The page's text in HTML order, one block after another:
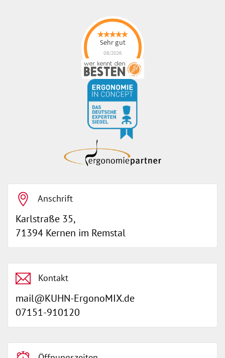
Sehr gut
08/2026
ErgonoMIX GmbHhat
4.96von5Sternen |
105ErgonoMIX
GmbHBewertungen
auf
werkenntdenBESTEN.de
Anschrift
Karlstraße 35,
71394 Kernen im Remstal
Kontakt
mail@KUHN-ErgonoMIX.de
07151-910120